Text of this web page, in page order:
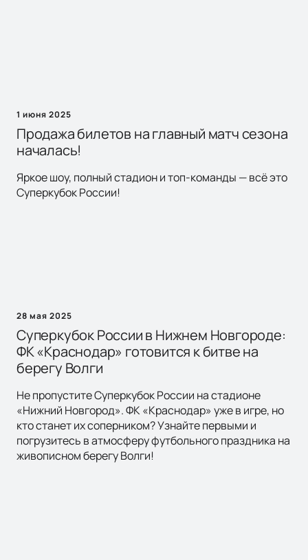
1 июня 2025
Продажа билетов на главный матч сезона
началась!
Яркое шоу, полный стадион и топ-команды — всё это
Суперкубок России!
28 мая 2025
Суперкубок России в Нижнем Новгороде:
ФК «Краснодар» готовится к битве на
берегу Волги
Не пропустите Суперкубок России на стадионе
«Нижний Новгород». ФК «Краснодар» уже в игре, но
кто станет их соперником? Узнайте первыми и
погрузитесь в атмосферу футбольного праздника на
живописном берегу Волги!